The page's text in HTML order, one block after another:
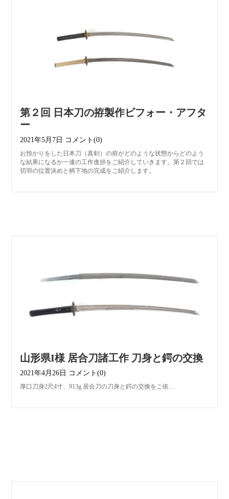
第２回 日本刀の拵製作ビフォー・アフタ
ー
2021年5月7日 コメント(0)
お預かりをした日本刀（真剣）の拵がどのような状態からどのよう
な結果になるか一連の工作進捗をご紹介していきます。第２回では
切羽の位置決めと柄下地の完成をご紹介します。
山形県I様 居合刀諸工作 刀身と鍔の交換
2021年4月26日 コメント(0)
厚口刀身2尺4寸、913g 居合刀の刀身と鍔の交換をご依…